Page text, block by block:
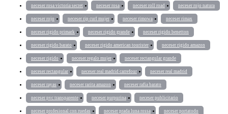
neceser rosa victoria secret neceser rosa neceser roll road neceser rojo natura
neceser rojo neceser rip curl mujer neceser rimowa neceser rimax
neceser rigido primark neceser rigido grande neceser rigido benetton
neceser rigido barato neceser rigido american tourister neceser rigido amazon
neceser rigido neceser regalo mujer neceser rectangular grande
neceser rectangular neceser real madrid carrefour neceser real madrid
neceser rayas neceser rarita amazon neceser rafia barato
neceser pvc transparente neceser purpurina neceser publicitario
neceser profesional con ruedas neceser prada luna rossa neceser portatodo